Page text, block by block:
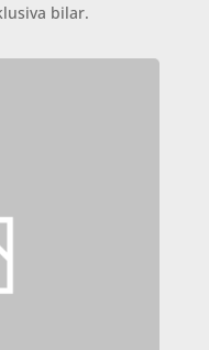
bilar.